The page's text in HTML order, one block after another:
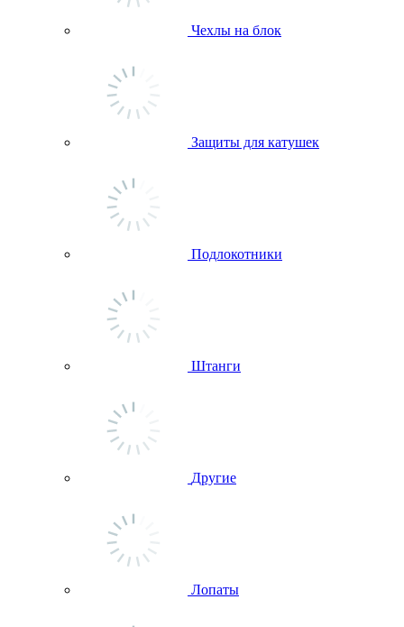
Чехлы на блок
Защиты для катушек
Подлокотники
Штанги
Другие
Лопаты